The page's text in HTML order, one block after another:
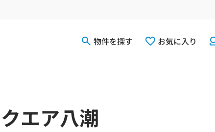
物件を探す お気に入り
エア八潮